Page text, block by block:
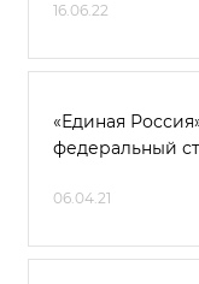
16.06.22
«Единая
федеральный
06.04.21